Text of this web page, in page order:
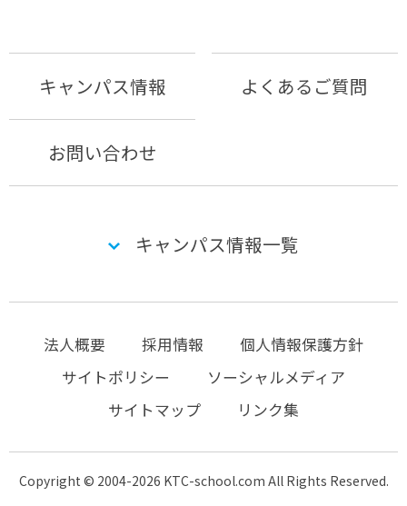
キャンパス情報 よくあるご質問
お問い合わせ
キャンパス情報一覧
法人概要 採用情報
個人情報保護方針
サイトポリシー
ソーシャルメディア
サイトマップ
リンク集
Copyright © 2004-2026 KTC-school.com All Rights Reserved.